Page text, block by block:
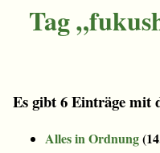
Tag
Es gibt 6 Einträge mit
Alles in Ordnung(